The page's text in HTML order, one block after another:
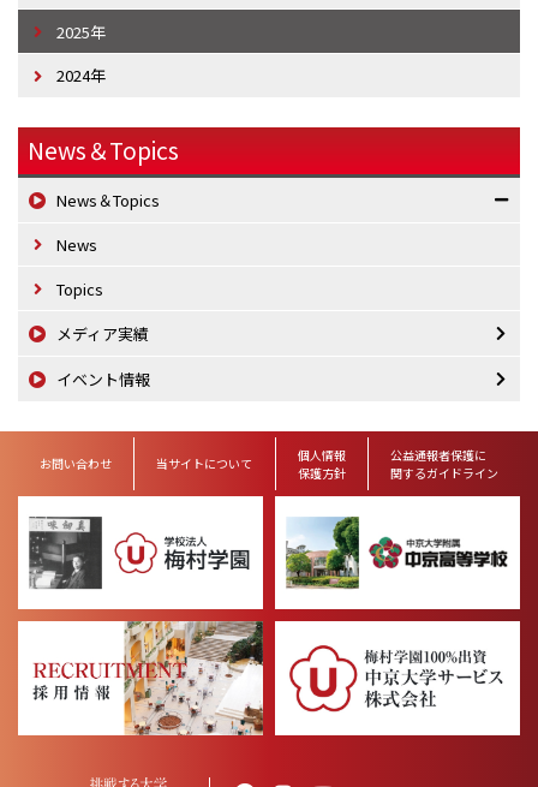
2025年
2024年
News＆Topics
News＆Topics
News
Topics
メディア実績
イベント情報
お問い合わせ 当サイトについて
個人情報
保護方針
公益通報者保護に
関するガイドライン